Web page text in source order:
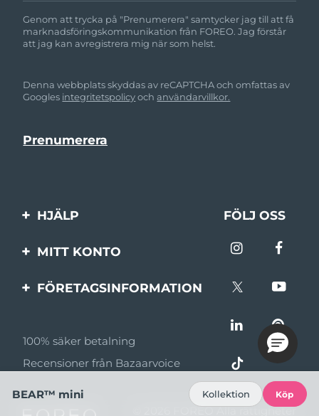
Genom att trycka på "Prenumerera" samtycker jag till att få
marknadsföringskommunikation från FOREO. Jag förstår
att jag kan avregistrera mig när som helst.
Denna webbplats skyddas av reCAPTCHA och omfattas av
Googles integritetspolicyochanvändarvillkor.
HJÄLP
Kontakta oss
FÖLJ OSS
MITT KONTO
Produktregistrering
FÖRETAGSINFORMATION
Affiliateprogram
Affiliate-nyheter
MYSA
100% säker betalning
Recensioner från Bazaarvoice
© 2026 FOREO Alla rättigheter
BEAR™ mini Kollektion Köp